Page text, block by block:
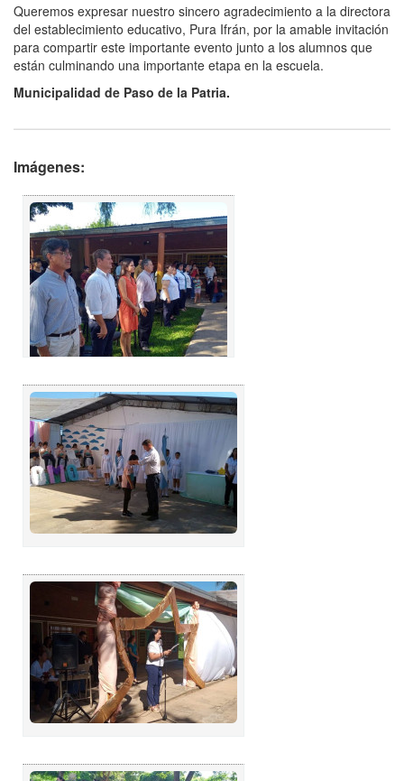
Queremos expresar nuestro sincero agradecimiento a la directora
del establecimiento educativo, Pura Ifrán, por la amable invitación
para compartir este importante evento junto a los alumnos que
están culminando una importante etapa en la escuela.
Municipalidad de Paso de la Patria.
Imágenes: